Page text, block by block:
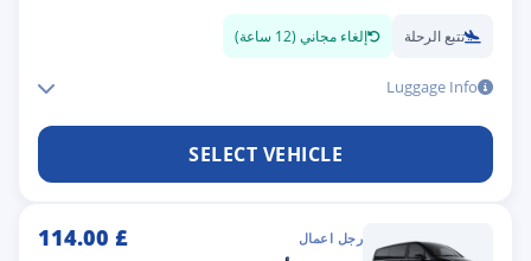
تتبع الرحلة إلغاء مجاني (12 ساعة)
Luggage Info
SELECT VEHICLE
رجل اعمال £
114.00